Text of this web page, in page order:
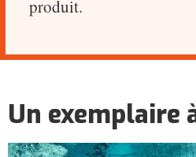
produit.
Un exemplaire